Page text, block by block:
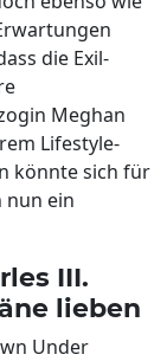
die Exil-
Meghan
Lifestyle-
könnte sich für
nun ein
III.
lieben
Under